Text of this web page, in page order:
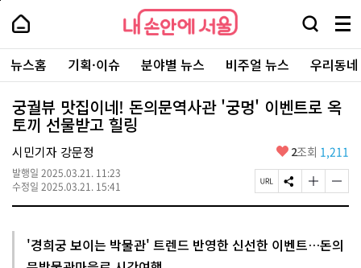
본
로
가
내
손
안
에
서
울
-
서
울
시
대
표
소
통
포
내
손
에
울
검
창
열
기
메
뉴
전
체
보
기
주
요
서
뉴스홈 기획·이슈 분야별 뉴스 비주얼 뉴스 우리동
궁궐뷰 맛집이네! 돈의문역사관 '궁멍' 이벤트로 옥
토끼 선물받고 힐링
시민기자 강문정
발행일 2025.03.21. 11:23
수정일 2025.03.21. 15:41
좋
요
2조회 1,211
페
이
R
L
S
N
유
하
글
자
크
게
글
자
작
게
'경희궁 보이는 박물관' 트렌드 반영한 신선한 이벤트…돈의
페
상
단
로